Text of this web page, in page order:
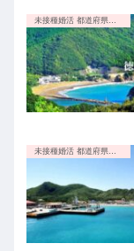
未接種婚活 都道府県別の特徴